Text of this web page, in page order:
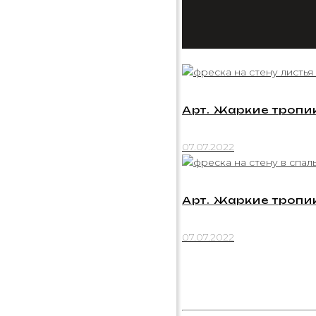
Арт. Жаркие
07.07.2022
Арт. Жаркие
07.07.2022